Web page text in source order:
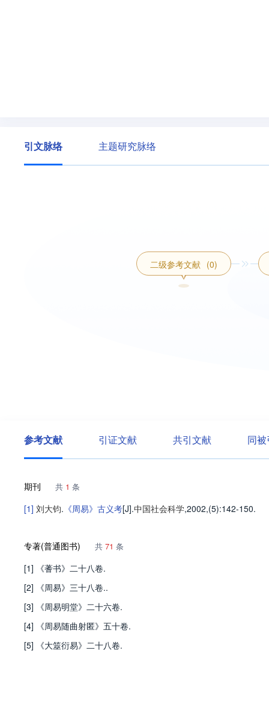
引文脉络 主题研究脉络
二级参考文献 (0)
参考文献 引证文献 共引文献 同
期刊 共 1 条
[1] 刘大钧. 《周易》古义考[J].中国社会科学,2002,(5):142-150.
专著(普通图书) 共 71 条
[1] 《蓍书》二十八卷.
[2] 《周易》三十八卷..
[3] 《周易明堂》二十六卷.
[4] 《周易随曲射匿》五十卷.
[5] 《大筮衍易》二十八卷.